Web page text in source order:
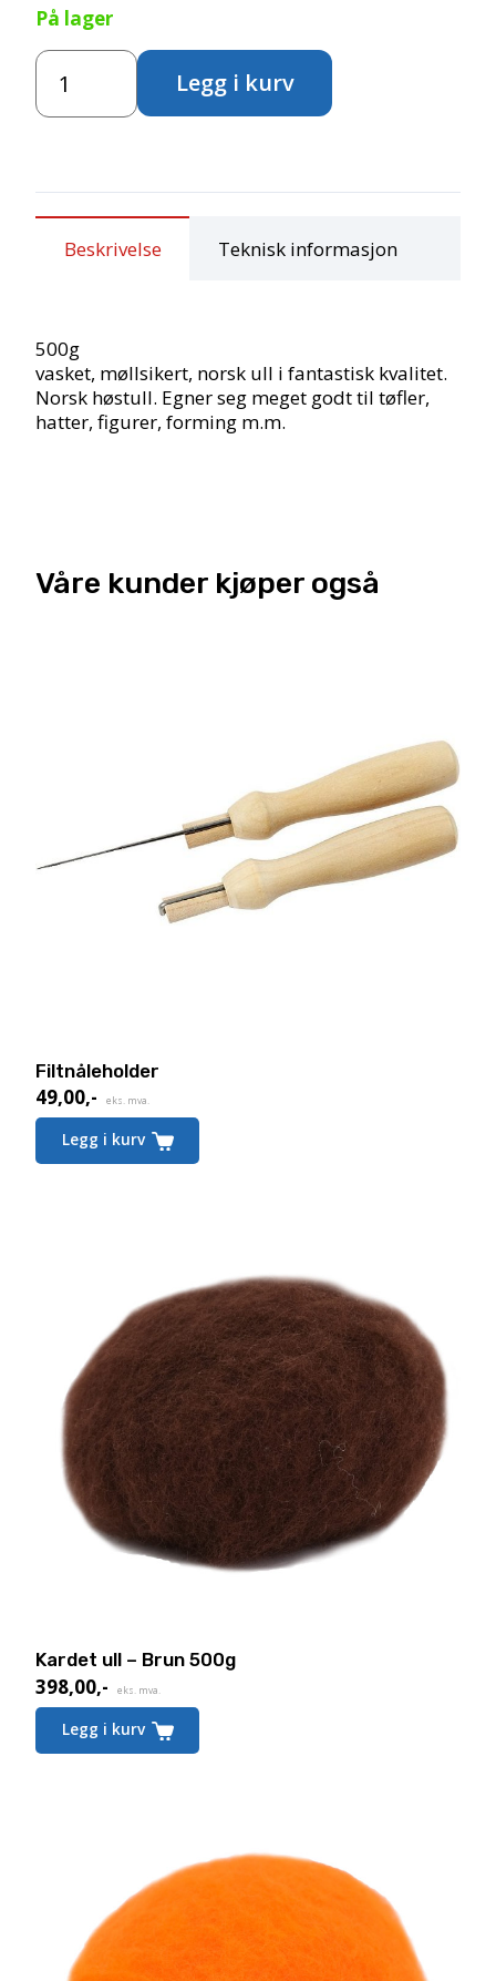
På lager
Kardet
-
Legg i kurv
Beskrivelse Teknisk informasjon
500g
vasket, møllsikert, norsk ull i fantastisk kvalitet.
Norsk høstull. Egner seg meget godt til tøfler,
hatter, figurer, forming m.m.
Våre kunder kjøper også
Filtnåleholder
49,00,- eks. mva.
Legg i kurv
Kardet ull – Brun 500g
398,00,- eks. mva.
Legg i kurv